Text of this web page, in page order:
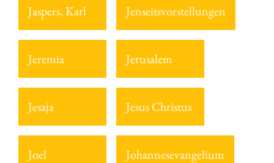
Jaspers, Karl Jenseitsvorstellungen
Jeremia Jerusalem
Jesaja Jesus Christus
Joel Johannesevangelium